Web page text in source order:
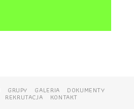
GRUPY GALERIA DOKUMENTY
REKRUTACJA KONTAKT